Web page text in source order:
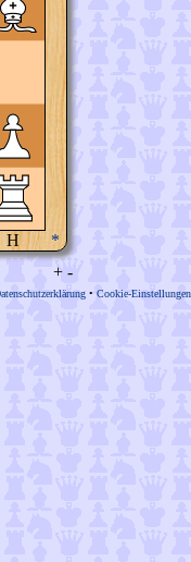
H *
+ -
• Cookie-Einstellungen